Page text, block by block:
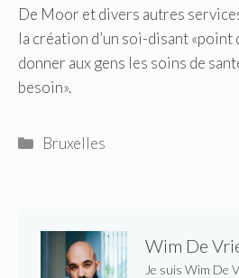
De Moor et divers autres
la création d’un soi-disant «point
donner aux gens les soins de
besoin».
Catégories
Bruxelles
Wim De
Je suis Wim De